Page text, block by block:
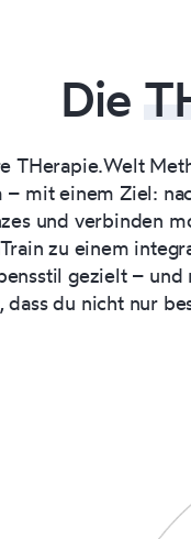
Die
THerapie.Welt
– mit einem Ziel:
und verbinden
zu einem
gezielt –
dass du nicht nur